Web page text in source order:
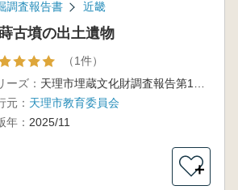
調査報告書 近畿
古墳の出土遺物
（1件）
ーズ：
元： 天理市教育委員会
年： 2025/11
＋